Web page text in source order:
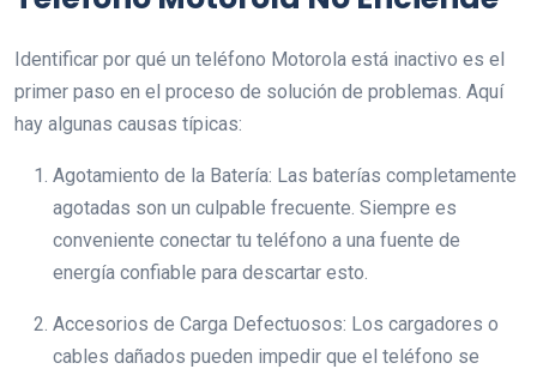
Identificar por qué un teléfono Motorola está inactivo es el
primer paso en el proceso de solución de problemas. Aquí
hay algunas causas típicas:
Agotamiento de la Batería: Las baterías completamente
agotadas son un culpable frecuente. Siempre es
conveniente conectar tu teléfono a una fuente de
energía confiable para descartar esto.
Accesorios de Carga Defectuosos: Los cargadores o
cables dañados pueden impedir que el teléfono se